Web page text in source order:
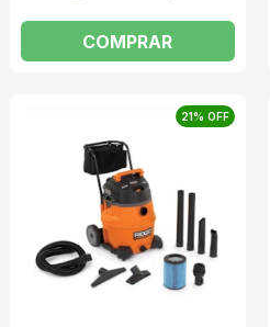
COMPRAR
21% OFF